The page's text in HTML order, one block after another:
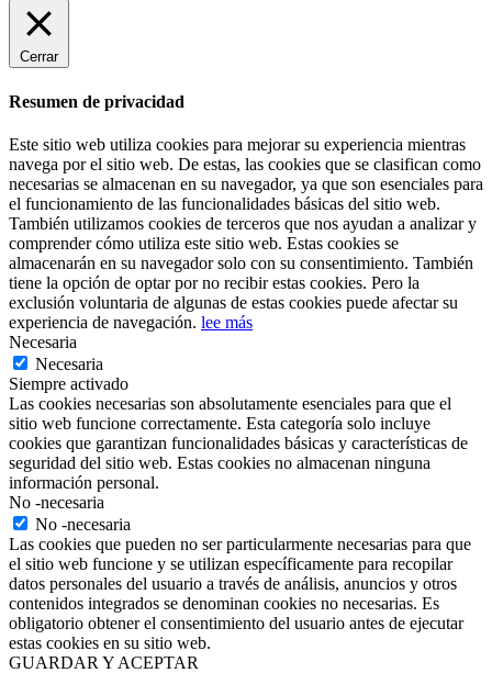
Cerrar
Resumen de privacidad
Este sitio web utiliza cookies para mejorar su experiencia mientras
navega por el sitio web. De estas, las cookies que se clasifican como
necesarias se almacenan en su navegador, ya que son esenciales para
el funcionamiento de las funcionalidades básicas del sitio web.
También utilizamos cookies de terceros que nos ayudan a analizar y
comprender cómo utiliza este sitio web. Estas cookies se
almacenarán en su navegador solo con su consentimiento. También
tiene la opción de optar por no recibir estas cookies. Pero la
exclusión voluntaria de algunas de estas cookies puede afectar su
experiencia de navegación. lee más
Necesaria
Necesaria
Siempre activado
Las cookies necesarias son absolutamente esenciales para que el
sitio web funcione correctamente. Esta categoría solo incluye
cookies que garantizan funcionalidades básicas y características de
seguridad del sitio web. Estas cookies no almacenan ninguna
información personal.
No -necesaria
No -necesaria
Las cookies que pueden no ser particularmente necesarias para que
el sitio web funcione y se utilizan específicamente para recopilar
datos personales del usuario a través de análisis, anuncios y otros
contenidos integrados se denominan cookies no necesarias. Es
obligatorio obtener el consentimiento del usuario antes de ejecutar
estas cookies en su sitio web.
GUARDAR Y ACEPTAR